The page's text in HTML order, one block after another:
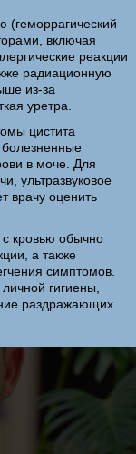
(геморрагический
включая
реакции
радиационную
из-за
уретра.
цистита
в моче. Для
ультразвуковое
врачу оценить
с кровью обычно
а также
симптомов.
гигиены,
раздражающих